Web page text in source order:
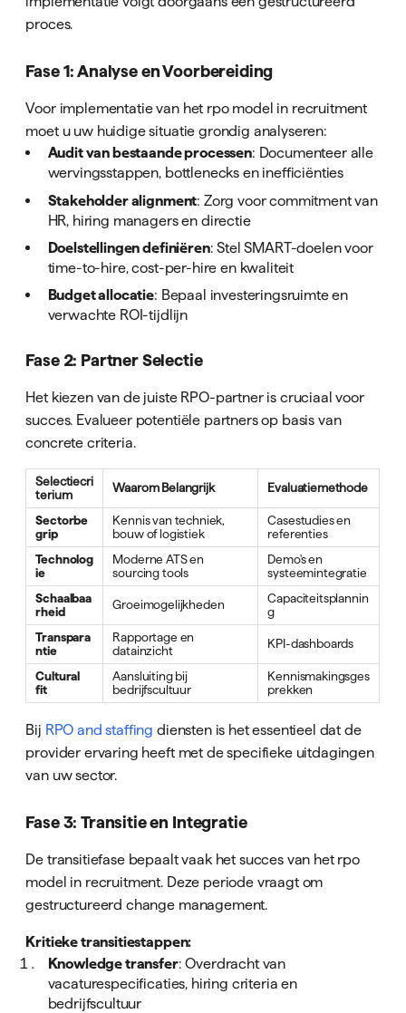
proces.
Fase 1: Analyse en Voorbereiding
Voor implementatie van het rpo model in recruitment
moet u uw huidige situatie grondig analyseren:
Audit van bestaande processen: Documenteer alle
wervingsstappen, bottlenecks en inefficiënties
Stakeholder alignment: Zorg voor commitment van
HR, hiring managers en directie
Doelstellingen definiëren: Stel SMART-doelen voor
time-to-hire, cost-per-hire en kwaliteit
Budget allocatie: Bepaal investeringsruimte en
verwachte ROI-tijdlijn
Fase 2: Partner Selectie
Het kiezen van de juiste RPO-partner is cruciaal voor
succes. Evalueer potentiële partners op basis van
concrete criteria.
Selectiecri
terium
Waarom Belangrijk Evaluatiemethode
Sectorbe
grip
Kennis van techniek,
bouw of logistiek
Casestudies en
referenties
Technolog
ie
Moderne ATS en
sourcing tools
Demo's en
systeemintegratie
Schaalbaa
rheid
Groeimogelijkheden
Capaciteitsplannin
g
Transpara
ntie
Rapportage en
datainzicht
KPI-dashboards
Cultural
fit
Aansluiting bij
bedrijfscultuur
Kennismakingsges
prekken
Bij RPO and staffing diensten is het essentieel dat de
provider ervaring heeft met de specifieke uitdagingen
van uw sector.
Fase 3: Transitie en Integratie
De transitiefase bepaalt vaak het succes van het rpo
model in recruitment. Deze periode vraagt om
gestructureerd change management.
Kritieke transitiestappen:
Knowledge transfer: Overdracht van
vacaturespecificaties, hiring criteria en
bedrijfscultuur